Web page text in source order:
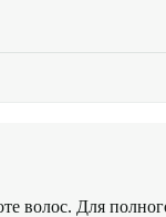
волос. Для